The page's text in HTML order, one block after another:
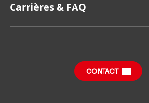
Rapports annuels(8,42 MB)
Sustainable Impact Report(Anglais)
Fiches produits relatives aux qualités et
caractéristiques environnementales
Carrières & FAQ
CONTACT